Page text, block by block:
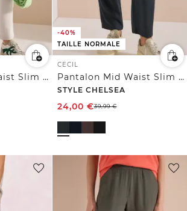
Pantalon Mid Waist Slim Leg en Casual Fit
-40%
TAILLE NORMALE
CECIL
Pantalon Mid Waist Slim Leg en coupe loose
STYLE CHELSEA
24,00 €39,99€